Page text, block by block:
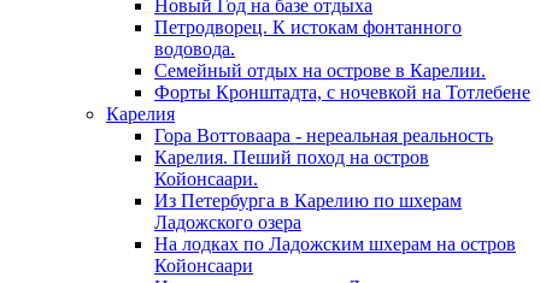
Новый Год на базе отдыха
Петродворец. К истокам фонтанного
водовода.
Семейный отдых на острове в Карелии.
Форты Кронштадта, с ночевкой на Тотлебене
Карелия
Гора Воттоваара - нереальная реальность
Карелия. Пеший поход на остров
Койонсаари.
Из Петербурга в Карелию по шхерам
Ладожского озера
На лодках по Ладожским шхерам на остров
Койонсаари